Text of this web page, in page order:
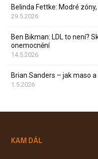
Belinda Fettke: Modré
29.5.2026
Ben Bikman: LDL to není?
onemocnění
14.5.2026
Brian Sanders – jak maso
1.5.2026
KAM DÁL